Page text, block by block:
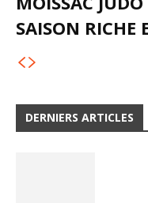
SAISON RICHE
DERNIERS ARTICLES